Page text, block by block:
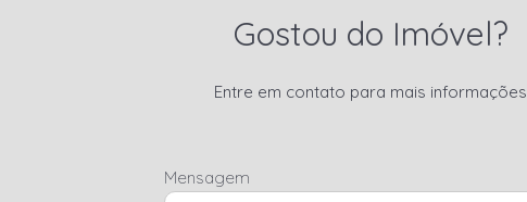
Gostou do Imóvel?
Entre em contato para mais informações
Mensagem